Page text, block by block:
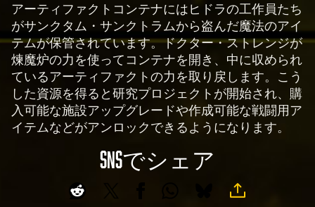
アーティファクトコンテナにはヒドラの工作員たち
がサンクタム・サンクトラムから盗んだ魔法のアイ
テムが保管されています。ドクター・ストレンジが
煉魔炉の力を使ってコンテナを開き、中に収められ
ているアーティファクトの力を取り戻します。こう
した資源を得ると研究プロジェクトが開始され、購
入可能な施設アップグレードや作成可能な戦闘用ア
イテムなどがアンロックできるようになります。
SNSでシェア